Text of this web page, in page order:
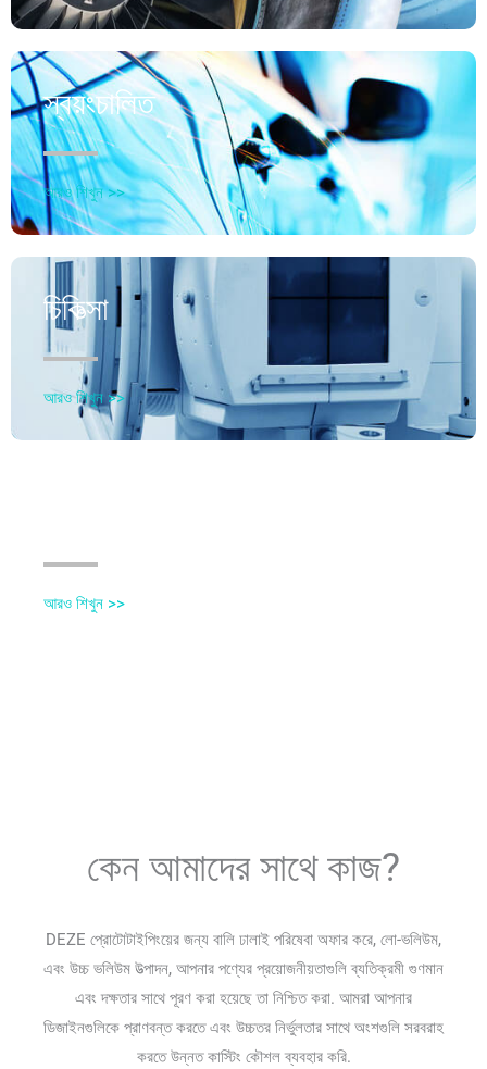
স্বয়ংচালিত
আরও শিখুন >>
চিকিত্সা
আরও শিখুন >>
আরও শিখুন >>
কেন আমাদের সাথে কাজ?
DEZE প্রোটোটাইপিংয়ের জন্য বালি ঢালাই পরিষেবা অফার করে, লো-ভলিউম,
এবং উচ্চ ভলিউম উত্পাদন, আপনার পণ্যের প্রয়োজনীয়তাগুলি ব্যতিক্রমী গুণমান
এবং দক্ষতার সাথে পূরণ করা হয়েছে তা নিশ্চিত করা. আমরা আপনার
ডিজাইনগুলিকে প্রাণবন্ত করতে এবং উচ্চতর নির্ভুলতার সাথে অংশগুলি সরবরাহ
করতে উন্নত কাস্টিং কৌশল ব্যবহার করি.